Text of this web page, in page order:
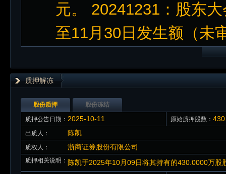
元。 20241231：股东
至11月30日发生额（未
质押解冻
股份质押 股份冻结
质押公告日期： 2025-10-11 原始质押股数：
出质人： 陈凯
质权人： 浙商证券股份有限公司
质押相关说明： 陈凯于2025年10月09日将其持有的430.0000万股